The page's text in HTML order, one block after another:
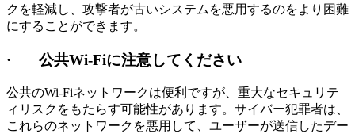
クを軽減し、攻撃者が古いシステムを悪用するのをより困難
にすることができます。
· 公共Wi-Fiに注意してください
公共のWi-Fiネットワークは便利ですが、重大なセキュリテ
ィリスクをもたらす可能性があります。サイバー犯罪者は、
これらのネットワークを悪用して、ユーザーが送信したデー